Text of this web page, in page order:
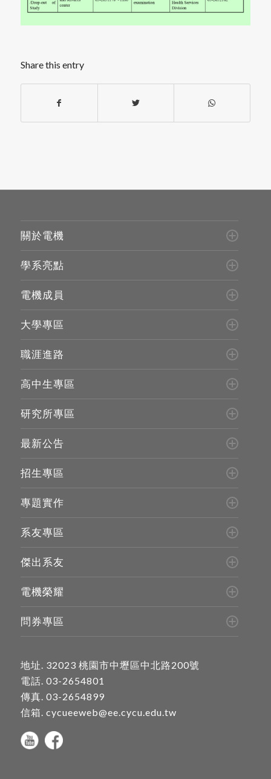
Share this entry
關於電機
學系亮點
電機成員
大學專區
職涯進路
高中生專區
研究所專區
最新公告
招生專區
專題實作
系友專區
傑出系友
電機榮耀
問券專區
地址. 32023 桃園市中壢區中北路200號
電話. 03-2654801
傳真. 03-2654899
信箱. cycueeweb@ee.cycu.edu.tw